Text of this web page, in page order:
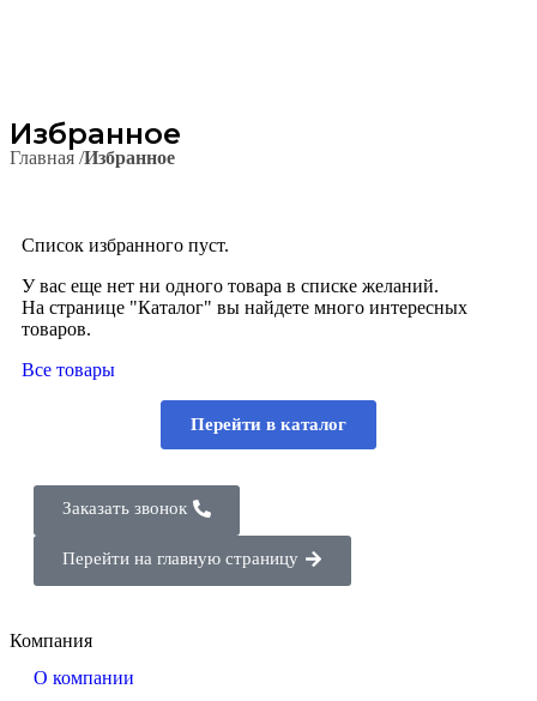
Избранное
Главная /Избранное
Список избранного пуст.
У вас еще нет ни одного товара в списке желаний.
На странице "Каталог" вы найдете много интересных
товаров.
Все товары
Перейти в каталог
Заказать звонок
Перейти на главную страницу
Компания
О компании